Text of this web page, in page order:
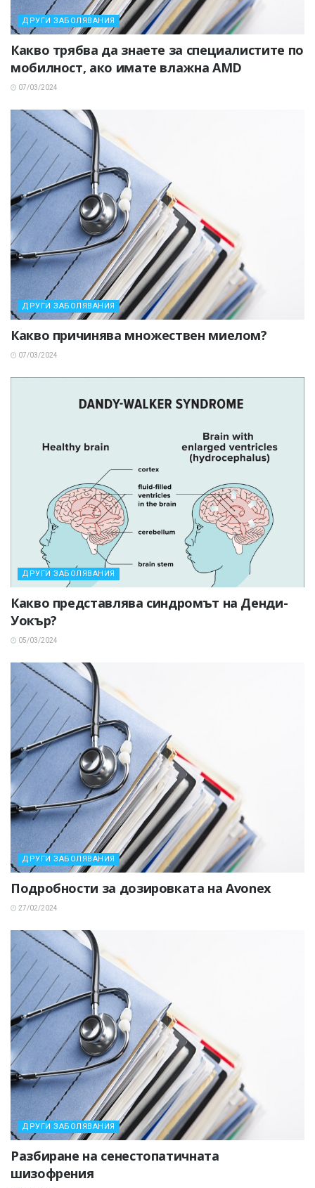
ДРУГИ ЗАБОЛЯВАНИЯ
Какво трябва да знаете за специалистите по
мобилност, ако имате влажна AMD
07/03/2024
ДРУГИ ЗАБОЛЯВАНИЯ
Какво причинява множествен миелом?
07/03/2024
ДРУГИ ЗАБОЛЯВАНИЯ
Какво представлява синдромът на Денди-
Уокър?
05/03/2024
ДРУГИ ЗАБОЛЯВАНИЯ
Подробности за дозировката на Avonex
27/02/2024
ДРУГИ ЗАБОЛЯВАНИЯ
Разбиране на сенестопатичната
шизофрения